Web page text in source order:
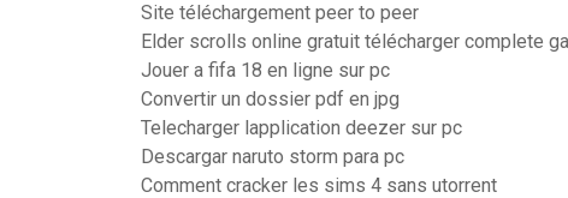
Site téléchargement peer to peer
Elder scrolls online gratuit télécharger complete
Jouer a fifa 18 en ligne sur pc
Convertir un dossier pdf en jpg
Telecharger lapplication deezer sur pc
Descargar naruto storm para pc
Comment cracker les sims 4 sans utorrent